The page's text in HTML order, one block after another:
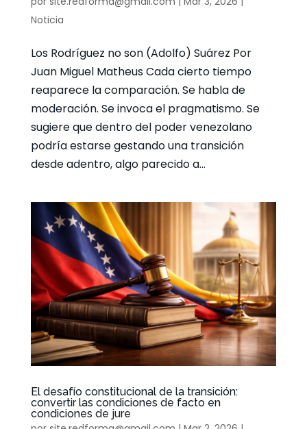
Noticia
Los Rodríguez no son (Adolfo) Suárez Por
Juan Miguel Matheus Cada cierto tiempo
reaparece la comparación. Se habla de
moderación. Se invoca el pragmatismo. Se
sugiere que dentro del poder venezolano
podría estarse gestando una transición
desde adentro, algo parecido a...
El desafío constitucional de la transición:
convertir las condiciones de facto en
condiciones de jure